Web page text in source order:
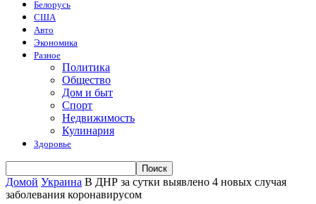
Белорусь
США
Авто
Экономика
Разное
Политика
Общество
Дом и быт
Спорт
Недвижимость
Кулинария
Здоровье
Домой Украина В ДНР за сутки выявлено 4 новых случая
заболевания коронавирусом